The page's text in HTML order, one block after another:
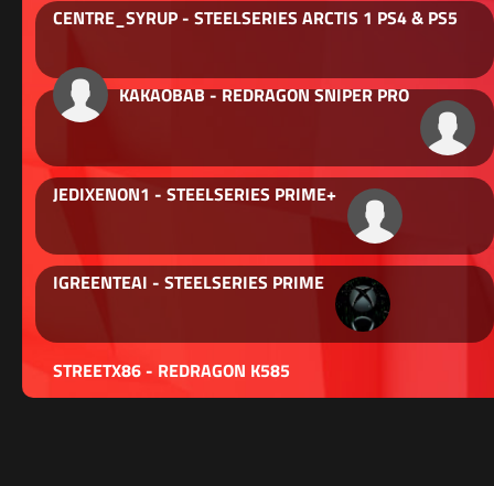
CENTRE_SYRUP - STEELSERIES ARCTIS 1 PS4 & PS5
KAKAOBAB - REDRAGON SNIPER PRO
JEDIXENON1 - STEELSERIES PRIME+
IGREENTEAI - STEELSERIES PRIME
STREETX86 - REDRAGON K585